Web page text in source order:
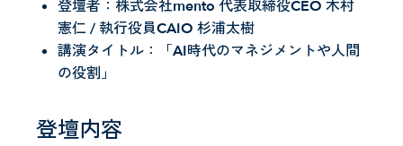
登壇者：株式会社mento 代表取締役CEO 木村
憲仁 / 執行役員CAIO 杉浦太樹
講演タイトル：「AI時代のマネジメントや人間
の役割」
登壇内容